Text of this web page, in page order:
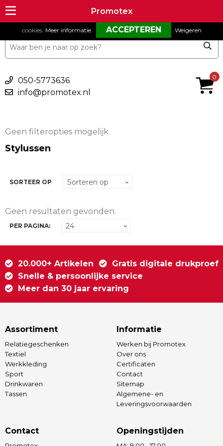
Promotex
Promotex
050-5773636
info@promotex.nl
0
€ 0,00
Geen filteropties mogelijk
Stylussen
SORTEER OP
Geen resultaten gevonden.
PER PAGINA:
20.000+ Artikelen
Gratis digitale drukproef
Snelle & persoonlijke service
Meer dan 30 jaar ervaring
Assortiment
Relatiegeschenken
Textiel
Werkkleding
Sport
Drinkwaren
Tassen
Informatie
Werken bij Promotex
Over ons
Certificaten
Contact
Sitemap
Algemene- en
Leveringsvoorwaarden
Contact Openingstijden
Om onze website goed te laten functioneren maken wij gebruik van
cookies. Meer informatie. Weigeren